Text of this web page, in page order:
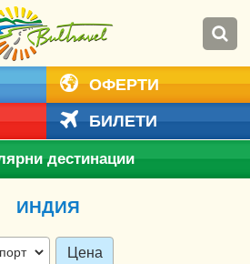
ОФЕРТИ
БИЛЕТИ
дестинации
ИНДИЯ
Цена